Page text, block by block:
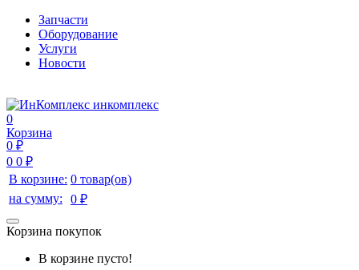
Запчасти
Оборудование
Услуги
Новости
инкомплекс
0
Корзина
0 ₽
0 0 ₽
В корзине: 0 товар(ов)
на сумму:
0 ₽
Корзина покупок
В корзине пусто!